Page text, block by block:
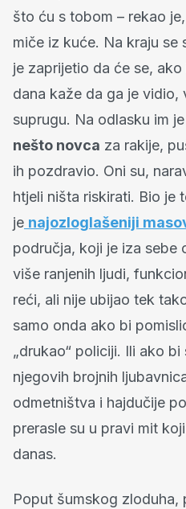
što ću s tobom – rekao
miče iz kuće. Na kraju se
je zaprijetio da će se,
dana kaže da ga je vidio,
suprugu. Na odlasku im
nešto novca za rakije,
ih pozdravio. Oni su,
htjeli ništa riskirati. Bio je
je najozloglašeniji
područja, koji je iza sebe
više ranjenih ljudi,
reći, ali nije ubijao tek
samo onda ako bi
„drukao“ policiji. Ili ako
njegovih brojnih
odmetništva i hajdučije
prerasle su u pravi mit
danas.
Poput šumskog zloduha,